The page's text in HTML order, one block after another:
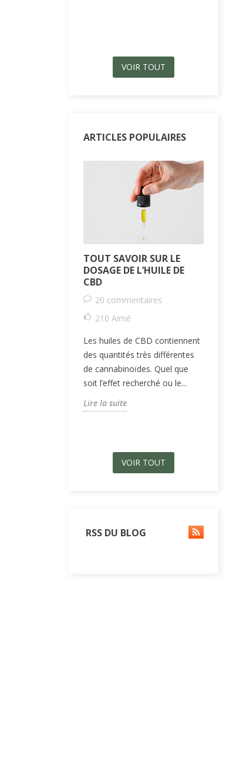
VOIR TOUT
ARTICLES POPULAIRES
TOUT SAVOIR SUR LE
DOSAGE DE L’HUILE DE
CBD
20 commentaires
210 Aimé
Les huiles de CBD contiennent
des quantités très différentes
de cannabinoïdes. Quel que
soit l’effet recherché ou le...
Lire la suite
VOIR TOUT
RSS DU BLOG